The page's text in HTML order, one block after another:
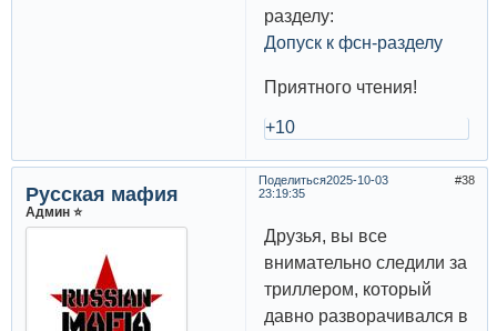
разделу:
Допуск к фсн-разделу
Приятного чтения!
+10
Поделиться 38
2025-10-03
23:19:35
Русская мафия
Админ ⭐️
Друзья, вы все
внимательно следили за
триллером, который
давно разворачивался в